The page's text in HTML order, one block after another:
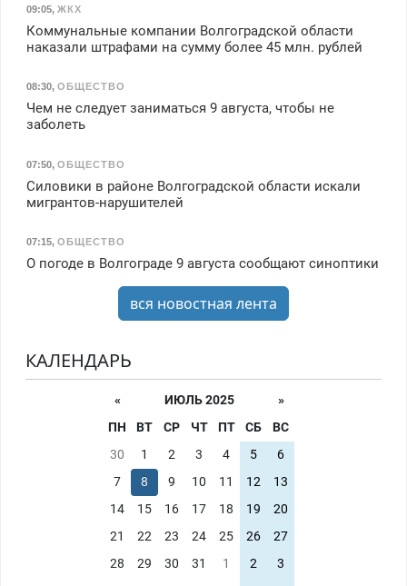
09:05, ЖКХ
Коммунальные компании Волгоградской области
наказали штрафами на сумму более 45 млн. рублей
08:30, ОБЩЕСТВО
Чем не следует заниматься 9 августа, чтобы не
заболеть
07:50, ОБЩЕСТВО
Силовики в районе Волгоградской области искали
мигрантов-нарушителей
07:15, ОБЩЕСТВО
О погоде в Волгограде 9 августа сообщают синоптики
вся новостная лента
КАЛЕНДАРЬ
« ИЮЛЬ 2025
»
ПН
ВТ СР ЧТ ПТ СБ
ВС
30
1 2 3 4 5
6
7
8 9 10 11 12
13
14
15 16 17 18 19
20
21
22 23 24 25 26
27
28
29 30 31 1 2
3